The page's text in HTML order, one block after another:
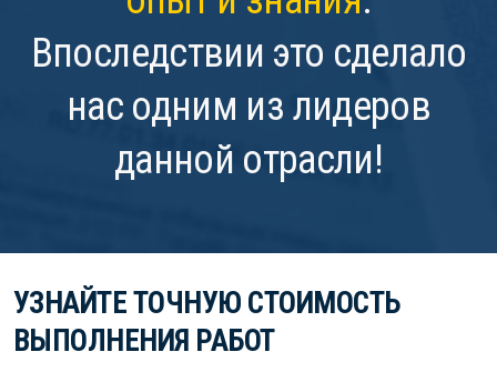
Впоследствии это сделало
нас одним из лидеров
данной отрасли!
УЗНАЙТЕ ТОЧНУЮ СТОИМОСТЬ
ВЫПОЛНЕНИЯ РАБОТ